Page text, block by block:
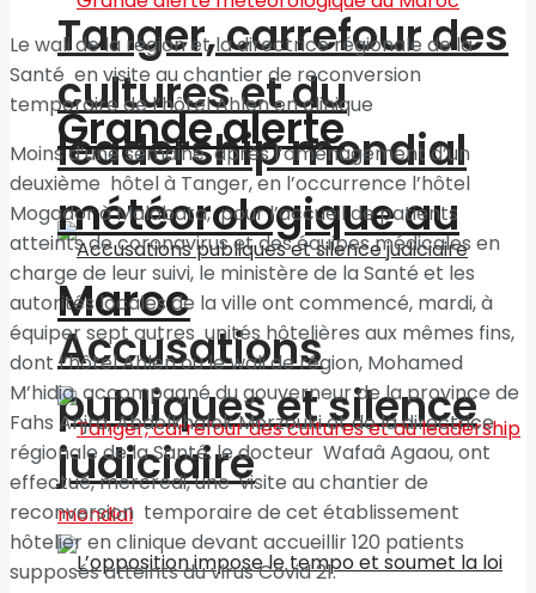
Tanger, carrefour des
cultures et du
leadership mondial
Accusations
publiques et silence
judiciaire
Grande alerte
météorologique au
Maroc
Le wali de la région et la directrice régionale de la
Santé en visite au chantier de reconversion
temporaire de l’hôtel Ahlen en clinique
Moins d’une semaine après l’aménagement d’un
deuxième hôtel à Tanger, en l’occurrence l’hôtel
Mogador à Malabata, pour l’accueil de patients
atteints de coronavirus et des équipes médicales en
charge de leur suivi, le ministère de la Santé et les
autorités locales de la ville ont commencé, mardi, à
équiper sept autres unités hôtelières aux mêmes fins,
dont l’hôtel Ahlen où le wali de région, Mohamed
M’hidia, accompagné du gouverneur de la province de
Fahs Anjra, Abdelkhalek Merzouki et de la directrice
régionale de la Santé, le docteur Wafaâ Agaou, ont
effectué, mercredi, une visite au chantier de
reconversion temporaire de cet établissement
hôtelier en clinique devant accueillir 120 patients
supposés atteints du virus Covid 21.